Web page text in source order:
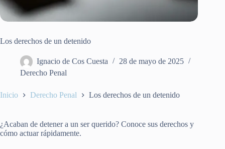
Los derechos de un detenido
Ignacio de Cos Cuesta
28 de mayo de 2025
Derecho Penal
Inicio Derecho Penal Los derechos de un detenido
¿Acaban de detener a un ser querido? Conoce sus derechos y
cómo actuar rápidamente.